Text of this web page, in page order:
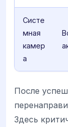
Систе
мная
камер
а
После
Здесь